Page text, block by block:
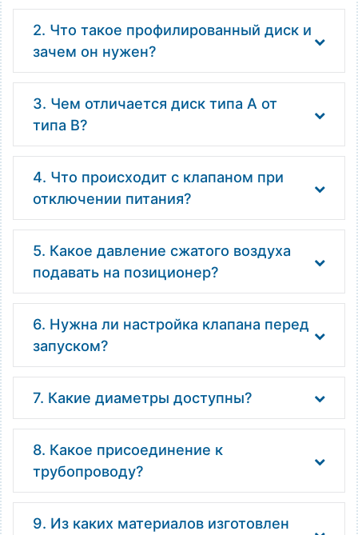
2. Что такое профилированный диск и
зачем он нужен?
3. Чем отличается диск типа А от
типа B?
4. Что происходит с клапаном при
отключении питания?
5. Какое давление сжатого воздуха
подавать на позиционер?
6. Нужна ли настройка клапана перед
запуском?
7. Какие диаметры доступны?
8. Какое присоединение к
трубопроводу?
9. Из каких материалов изготовлен